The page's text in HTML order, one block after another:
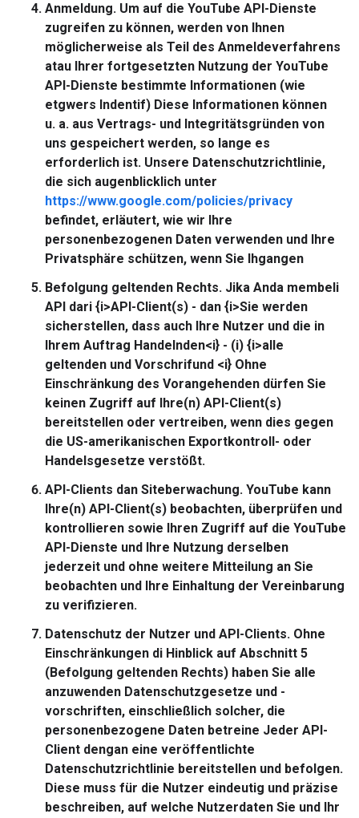
Anmeldung. Um auf die YouTube API-Dienste
zugreifen zu können, werden von Ihnen
möglicherweise als Teil des Anmeldeverfahrens
atau Ihrer fortgesetzten Nutzung der YouTube
API-Dienste bestimmte Informationen (wie
etgwers Indentif) Diese Informationen können
u. a. aus Vertrags- und Integritätsgründen von
uns gespeichert werden, so lange es
erforderlich ist. Unsere Datenschutzrichtlinie,
die sich augenblicklich unter
https://www.google.com/policies/privacy
befindet, erläutert, wie wir Ihre
personenbezogenen Daten verwenden und Ihre
Privatsphäre schützen, wenn Sie Ihgangen
Befolgung geltenden Rechts. Jika Anda membeli
API dari {i>API-Client(s) - dan {i>Sie werden
sicherstellen, dass auch Ihre Nutzer und die in
Ihrem Auftrag Handelnden<i} - (i) {i>alle
geltenden und Vorschrifund <i} Ohne
Einschränkung des Vorangehenden dürfen Sie
keinen Zugriff auf Ihre(n) API-Client(s)
bereitstellen oder vertreiben, wenn dies gegen
die US-amerikanischen Exportkontroll- oder
Handelsgesetze verstößt.
API-Clients dan Siteberwachung. YouTube kann
Ihre(n) API-Client(s) beobachten, überprüfen und
kontrollieren sowie Ihren Zugriff auf die YouTube
API-Dienste und Ihre Nutzung derselben
jederzeit und ohne weitere Mitteilung an Sie
beobachten und Ihre Einhaltung der Vereinbarung
zu verifizieren.
Datenschutz der Nutzer und API-Clients. Ohne
Einschränkungen di Hinblick auf Abschnitt 5
(Befolgung geltenden Rechts) haben Sie alle
anzuwenden Datenschutzgesetze und -
vorschriften, einschließlich solcher, die
personenbezogene Daten betreine Jeder API-
Client dengan eine veröffentlichte
Datenschutzrichtlinie bereitstellen und befolgen.
Diese muss für die Nutzer eindeutig und präzise
beschreiben, auf welche Nutzerdaten Sie und Ihr